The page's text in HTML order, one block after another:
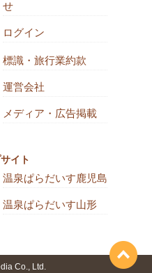
せ
ログイン
標識・旅行業約款
運営会社
メディア・広告掲載
イト
温泉ぱらだいす鹿児島
温泉ぱらだいす山形
Co., Ltd.